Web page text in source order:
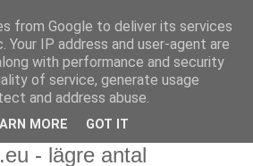
- lägre antal
from Google to deliver its services
Your IP address and user-agent are
with performance and security
of service, generate usage
and address abuse.
MORE GOT IT